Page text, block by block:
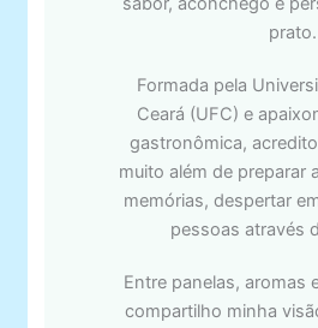
prato.
Formada pela
Ceará (UFC) e
gastronômica,
muito além de preparar
memórias, despertar
pessoas através
Entre panelas, aromas
compartilho minha